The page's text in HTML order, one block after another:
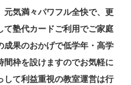
気満々パワフル全快で、更
塾代カードご利用でご家庭
果のおかげで低学年・高学
間枠を設けますのでお気軽に
て利益重視の教室運営は行